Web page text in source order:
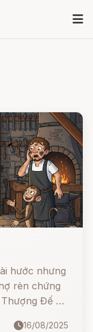
hước nhưng
rèn chứng
Đế và
16/08/2025